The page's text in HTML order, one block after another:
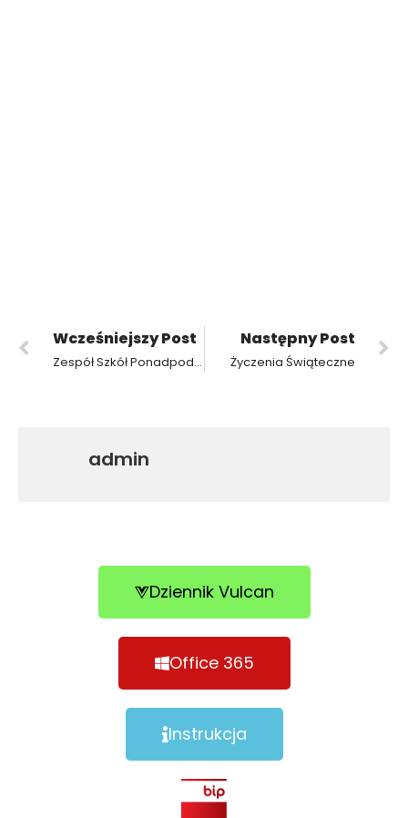
Wcześniejszy Post
Zespół Szkół Ponadpodstawowych nr 3 po raz kolejny dołącza do akcji „Ile waży Święty Mikołaj”!
Następny Post
Życzenia Świąteczne
admin
Dziennik Vulcan
Office 365
Instrukcja